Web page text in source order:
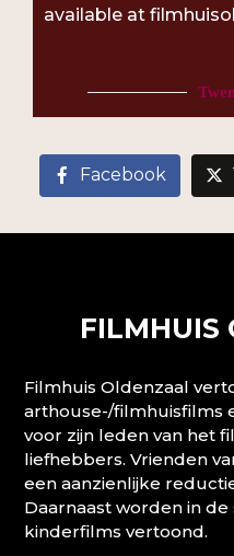
available at
Facebook
FILMHUIS
Filmhuis Oldenzaal
arthouse-/filmhuisfilms
voor zijn leden van het
liefhebbers. Vrienden
een aanzienlijke
Daarnaast worden in
kinderfilms vertoond.